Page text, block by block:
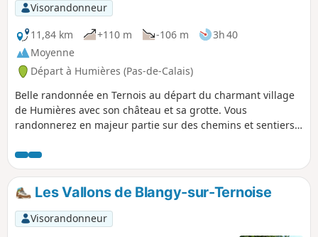
Visorandonneur
11,84 km
+110 m -106 m
3h 40
Moyenne
Départ à Humières (Pas-de-Calais)
Belle randonnée en Ternois au départ du charmant village
de Humières avec son château et sa grotte. Vous
randonnerez en majeur partie sur des chemins et sentiers
paysage fait vite oublier ce détail.
Les Vallons de Blangy-sur-Ternoise
Visorandonneur